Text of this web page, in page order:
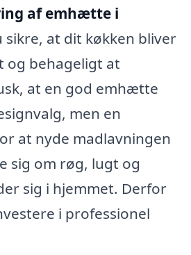
af emhætte i
sikre, at dit køkken bliver
og behageligt at
at en god emhætte
men en
at nyde madlavningen
sig om røg, lugt og
sig i hjemmet. Derfor
i professionel